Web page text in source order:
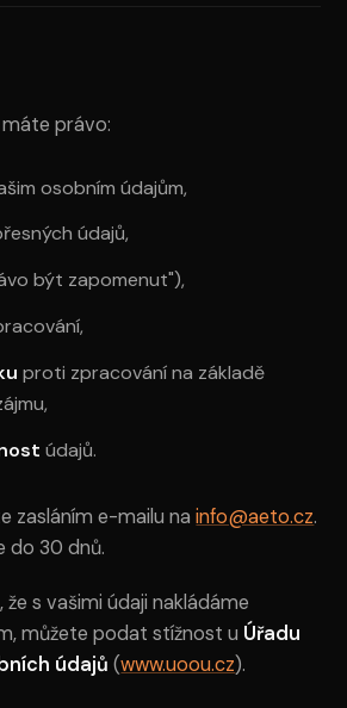
máte právo:
osobním údajům,
údajů,
být zapomenut"),
proti zpracování na základě
údajů.
zasláním e-mailu nainfo@aeto.cz.
do 30 dnů.
s vašimi údaji nakládáme
můžete podat stížnost u Úřadu
údajů (www.uoou.cz).